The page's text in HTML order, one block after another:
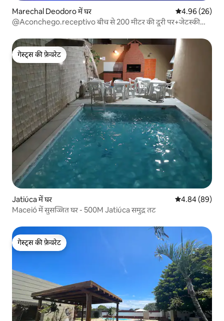
Marechal Deodoro में घर औसत रेटिंग 5 में
4.96 (26)
@Aconchego.receptivo बीच से 200 मीटर की दूरी पर+जेटस्की
गेस्ट्स की फ़ेवरेट
गेस्ट्स की फ़ेवरेट
Jatiúca में घर औसत रेटिंग 5 में
4.84 (89)
Maceió में सुसज्जित घर - 500M Jatiúca समुद्र तट
गेस्ट्स की फ़ेवरेट
गेस्ट्स की फ़ेवरेट